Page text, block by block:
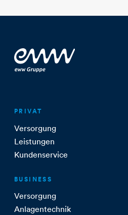
PRIVAT
Versorgung
Leistungen
Kundenservice
BUSINESS
Versorgung
Anlagentechnik